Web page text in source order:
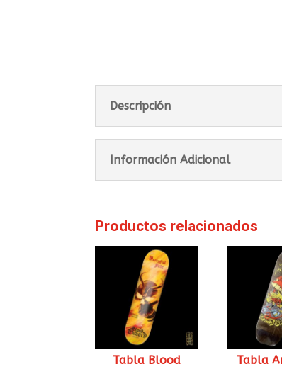
Descripción
Información Adicional
Productos relacionados
Tabla Blood
Tabla